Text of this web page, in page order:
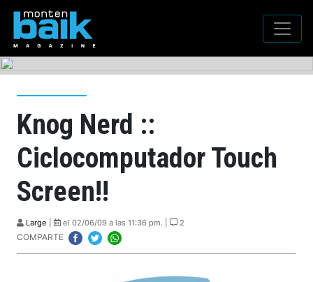
Knog Nerd ::
Ciclocomputador Touch
Screen!!
Large el 02/06/09 a las 11:36 pm. | 2
COMPARTE